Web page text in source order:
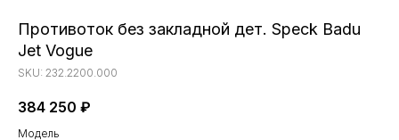
Противоток без закладной дет. Speck Badu
Jet Vogue
SKU: 232.2200.000
384 250 ₽
Модель